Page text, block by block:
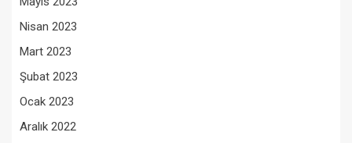
Nisan 2023
Mart 2023
Şubat 2023
Ocak 2023
Aralık 2022